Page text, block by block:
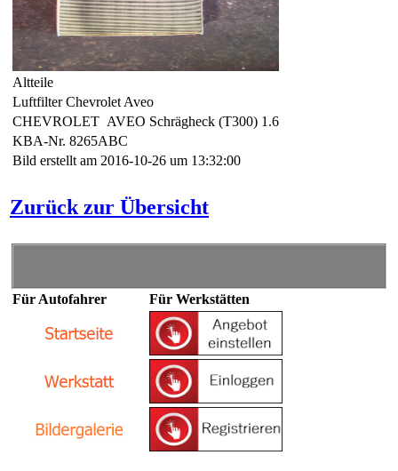
Altteile
Luftfilter Chevrolet Aveo
CHEVROLET AVEO Schrägheck (T300) 1.6
KBA-Nr. 8265ABC
Bild erstellt am 2016-10-26 um 13:32:00
Zurück zur Übersicht
Für Autofahrer Für Werkstätten